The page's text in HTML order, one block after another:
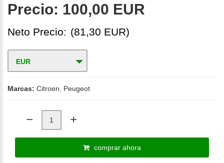
Precio: 100,00 EUR
Neto Precio: (81,30 EUR)
EUR
Marcas: Citroen Peugeot
comprar ahora